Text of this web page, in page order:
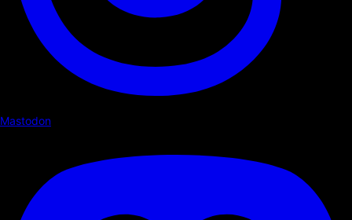
Mastodon